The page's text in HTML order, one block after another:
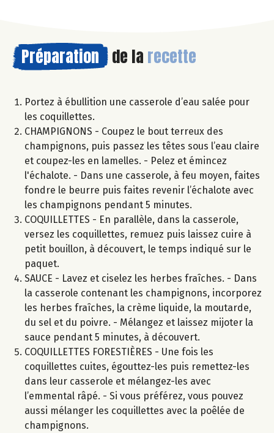
Préparation de la recette
Portez à ébullition une casserole d’eau salée pour
les coquillettes.
CHAMPIGNONS - Coupez le bout terreux des
champignons, puis passez les têtes sous l’eau claire
et coupez-les en lamelles. - Pelez et émincez
l'échalote. - Dans une casserole, à feu moyen, faites
fondre le beurre puis faites revenir l’échalote avec
les champignons pendant 5 minutes.
COQUILLETTES - En parallèle, dans la casserole,
versez les coquillettes, remuez puis laissez cuire à
petit bouillon, à découvert, le temps indiqué sur le
paquet.
SAUCE - Lavez et ciselez les herbes fraîches. - Dans
la casserole contenant les champignons, incorporez
les herbes fraîches, la crème liquide, la moutarde,
du sel et du poivre. - Mélangez et laissez mijoter la
sauce pendant 5 minutes, à découvert.
COQUILLETTES FORESTIÈRES - Une fois les
coquillettes cuites, égouttez-les puis remettez-les
dans leur casserole et mélangez-les avec
l’emmental râpé. - Si vous préférez, vous pouvez
aussi mélanger les coquillettes avec la poêlée de
champignons.